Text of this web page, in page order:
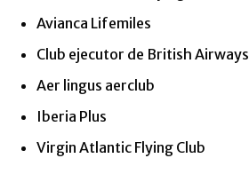
Avianca Lifemiles
Club ejecutor de British Airways
Aer lingus aerclub
Iberia Plus
Virgin Atlantic Flying Club